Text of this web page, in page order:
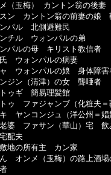
（玉梅） カントン翁の後妻
カントン翁の前妻の娘　
ル　北側避難民
ル　ウォンパルの弟
の母　キリスト教信者
ォンパルの病妻
ォンパルの娘　身体障害
（清津）の女　聾唖者
ギ　簡易理髪館
ファジャンブ（化粧夫＝
コンジュ（洋公州＝娼
ファサン（華山）宅　飲
夫
所有主　カン家
メ（玉梅）の路上酒場